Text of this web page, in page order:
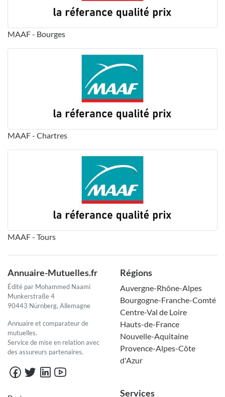
MAAF - Bourges
MAAF - Chartres
MAAF - Tours
Annuaire-Mutuelles.fr
Édité par Mohammed Naami
Munkerstraße 4
90443 Nürnberg, Allemagne
Annuaire et comparateur de
mutuelles.
Service de mise en relation avec
des assureurs partenaires.
Régions
Auvergne-Rhône-Alpes
Bourgogne-Franche-Comté
Centre-Val de Loire
Hauts-de-France
Nouvelle-Aquitaine
Provence-Alpes-Côte
d'Azur
Services